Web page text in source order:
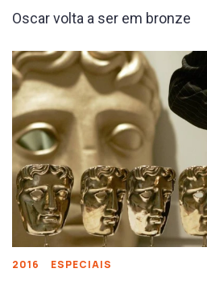
Oscar volta a ser em bronze
2016 ESPECIAIS